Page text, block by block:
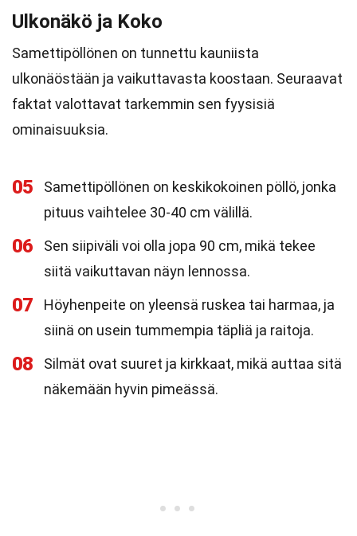
Ulkonäkö ja Koko
Samettipöllönen on tunnettu kauniista
ulkonäöstään ja vaikuttavasta koostaan. Seuraavat
faktat valottavat tarkemmin sen fyysisiä
ominaisuuksia.
05
Samettipöllönen on keskikokoinen pöllö, jonka
pituus vaihtelee 30-40 cm välillä.
06
Sen siipiväli voi olla jopa 90 cm, mikä tekee
siitä vaikuttavan näyn lennossa.
07
Höyhenpeite on yleensä ruskea tai harmaa, ja
siinä on usein tummempia täpliä ja raitoja.
08
Silmät ovat suuret ja kirkkaat, mikä auttaa sitä
näkemään hyvin pimeässä.